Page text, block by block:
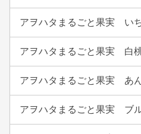
アヲハタまるごと果実 い
アヲハタまるごと果実 白
アヲハタまるごと果実 あ
アヲハタまるごと果実 ブ